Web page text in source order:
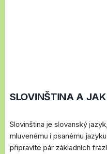
SLOVINŠTINA A
Slovinština je slovanský
mluvenému i psanému
připravíte pár základních